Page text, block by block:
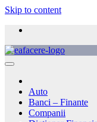
Skip to content
Auto
Banci – Finante
Companii